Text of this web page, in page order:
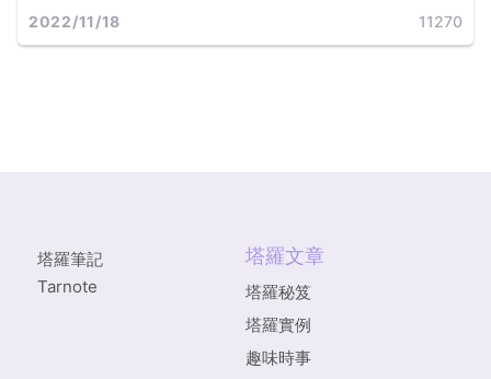
他們具有很好的人緣，也非常受歡迎，受到很多人的喜
2022/11/18 11270
塔羅筆記
Tarnote
塔羅文章
塔羅秘笈
塔羅實例
趣味時事